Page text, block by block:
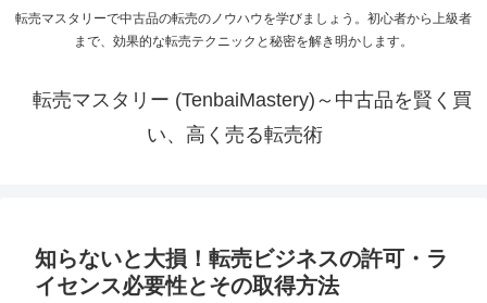
転売マスタリーで中古品の転売のノウハウを学びましょう。初心者から上級者
まで、効果的な転売テクニックと秘密を解き明かします。
転売マスタリー (TenbaiMastery)～中古品を賢く買
い、高く売る転売術
知らないと大損！転売ビジネスの許可・ラ
イセンス必要性とその取得方法